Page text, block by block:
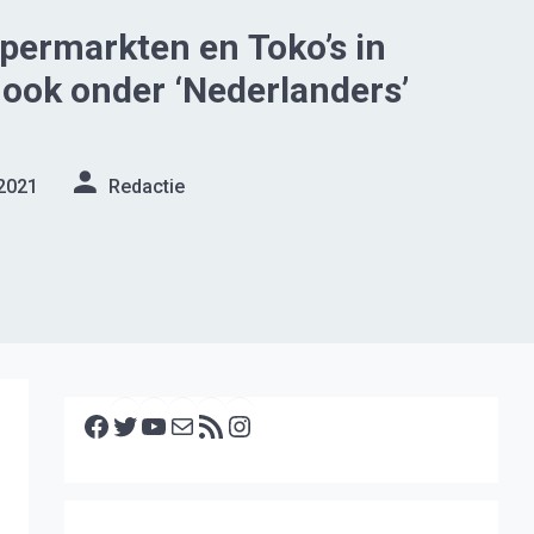
en Toko’s in
onder ‘Nederlanders’
Redactie
Facebook Twitter YouTube E-mail RSS feed